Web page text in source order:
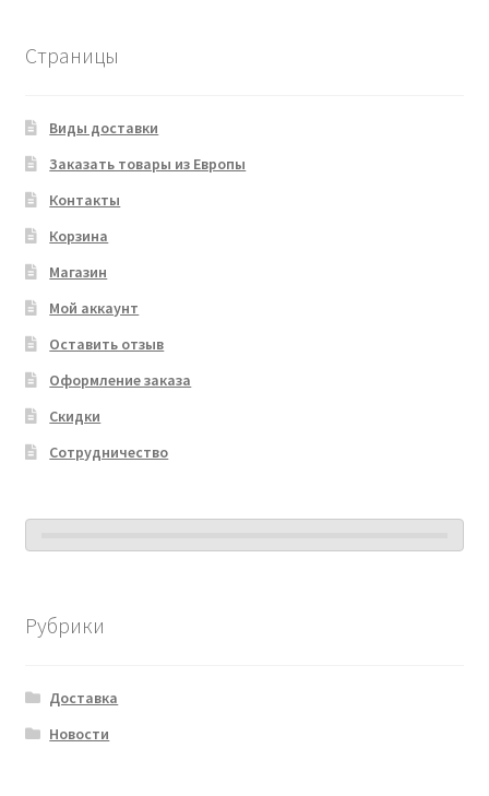
Страницы
Виды доставки
Заказать товары из Европы
Контакты
Корзина
Магазин
Мой аккаунт
Оставить отзыв
Оформление заказа
Скидки
Сотрудничество
Рубрики
Доставка
Новости